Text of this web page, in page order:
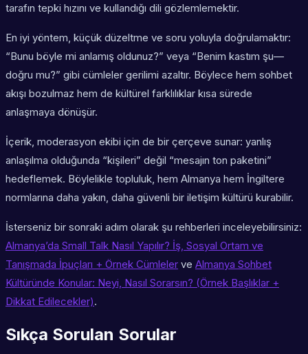
tarafın tepki hızını ve kullandığı dili gözlemlemektir.
En iyi yöntem, küçük düzeltme ve soru yoluyla doğrulamaktır:
“Bunu böyle mi anlamış oldunuz?” veya “Benim kastım şu—
doğru mu?” gibi cümleler gerilimi azaltır. Böylece hem sohbet
akışı bozulmaz hem de kültürel farklılıklar kısa sürede
anlaşmaya dönüşür.
İçerik, moderasyon ekibi için de bir çerçeve sunar: yanlış
anlaşılma olduğunda “kişileri” değil “mesajın ton paketini”
hedeflemek. Böylelikle topluluk, hem Almanya hem İngiltere
normlarına daha yakın, daha güvenli bir iletişim kültürü kurabilir.
İsterseniz bir sonraki adım olarak şu rehberleri inceleyebilirsiniz:
Almanya’da Small Talk Nasıl Yapılır? İş, Sosyal Ortam ve
Tanışmada İpuçları + Örnek Cümleler ve Almanya Sohbet
Kültüründe Konular: Neyi, Nasıl Sorarsın? (Örnek Başlıklar +
Dikkat Edilecekler).
Sıkça Sorulan Sorular